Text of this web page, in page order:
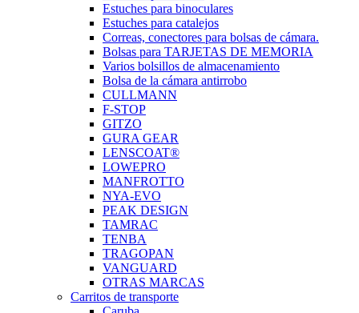
Estuches para binoculares
Estuches para catalejos
Correas, conectores para bolsas de cámara.
Bolsas para TARJETAS DE MEMORIA
Varios bolsillos de almacenamiento
Bolsa de la cámara antirrobo
CULLMANN
F-STOP
GITZO
GURA GEAR
LENSCOAT®
LOWEPRO
MANFROTTO
NYA-EVO
PEAK DESIGN
TAMRAC
TENBA
TRAGOPAN
VANGUARD
OTRAS MARCAS
Carritos de transporte